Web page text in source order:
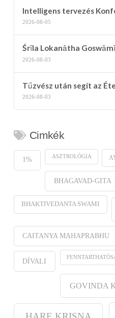
Intelligens tervezés
2026-08-05
Śrīla Lokanātha
2026-08-03
Tűzvész után segít az
2026-08-03
Cimkék
1% ASZTROLÓGIA
BHAGAVAD-GITA
BHAKTIVEDANTA SWAMI
CAITANYA MAHAPRABHU
DÍVALI
GOVINDA